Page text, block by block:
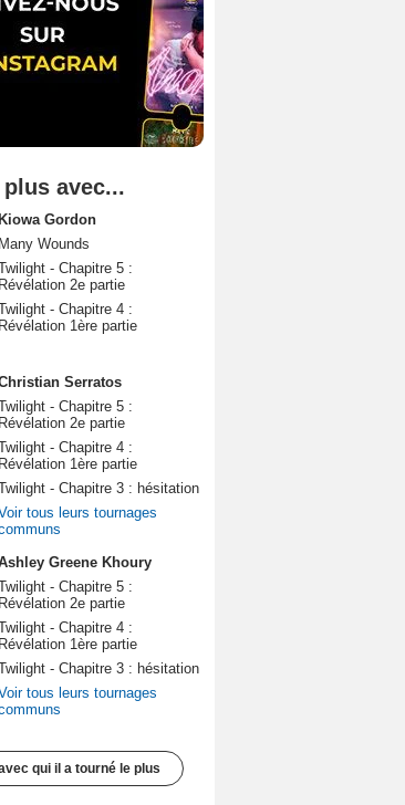
avec...
Kiowa Gordon
Many Wounds
- Chapitre 5 :
Révélation 2e partie
- Chapitre 4 :
Révélation 1ère partie
Serratos
- Chapitre 5 :
Révélation 2e partie
- Chapitre 4 :
Révélation 1ère partie
- Chapitre 3 : hésitation
tous leurs tournages
Greene Khoury
- Chapitre 5 :
Révélation 2e partie
- Chapitre 4 :
Révélation 1ère partie
- Chapitre 3 : hésitation
tous leurs tournages
qui il a tourné le plus